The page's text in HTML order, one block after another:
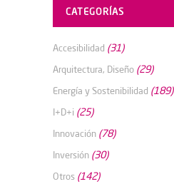
CATEGORÍAS
Accesibilidad (31)
Arquitectura, Diseño (29)
Energía y Sostenibilidad (189)
I+D+i (25)
Innovación (78)
Inversión (30)
Otros (142)